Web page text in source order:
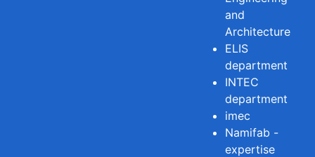
and
Architecture
ELIS
department
INTEC
department
imec
Namifab -
expertise